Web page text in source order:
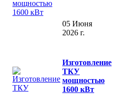
05 Июня
2026 г.
Изготовление
ТКУ
мощностью
1600 кВт